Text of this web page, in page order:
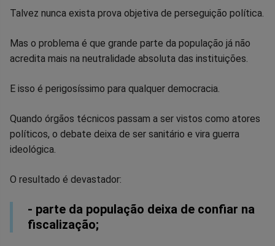
Talvez nunca exista prova objetiva de perseguição política.
Mas o problema é que grande parte da população já não
acredita mais na neutralidade absoluta das instituições.
E isso é perigosíssimo para qualquer democracia.
Quando órgãos técnicos passam a ser vistos como atores
políticos, o debate deixa de ser sanitário e vira guerra
ideológica.
O resultado é devastador:
- parte da população deixa de confiar na
fiscalização;